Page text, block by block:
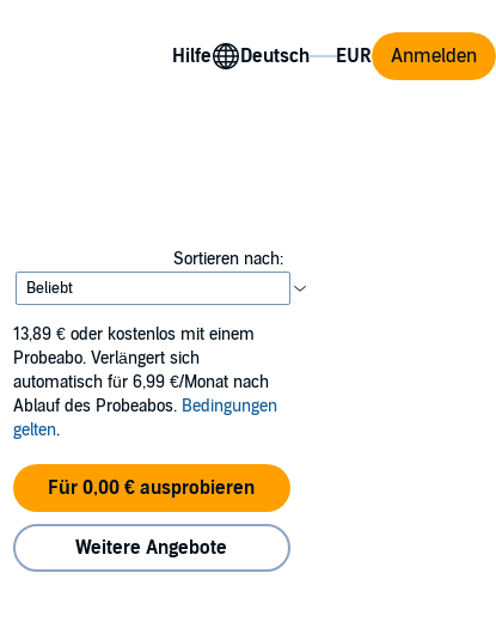
Hilfe Anmelden
Sortieren nach:
13,89 € oder kostenlos mit einem
Probeabo. Verlängert sich
automatisch für 6,99 €/Monat nach
Ablauf des Probeabos. Bedingungen
gelten.
Für 0,00 € ausprobieren
Weitere Angebote